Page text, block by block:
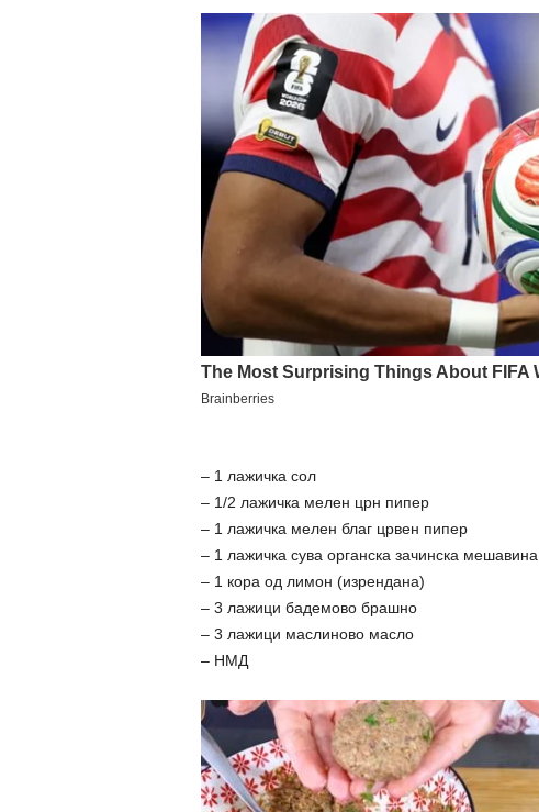
– 1 лажичка сол
– 1/2 лажичка мелен црн пипер
– 1 лажичка мелен благ црвен пипер
– 1 лажичка сува органска зачинска мешавина
– 1 кора од лимон (изрендана)
– 3 лажици бадемово брашно
– 3 лажици маслиново масло
– НМД